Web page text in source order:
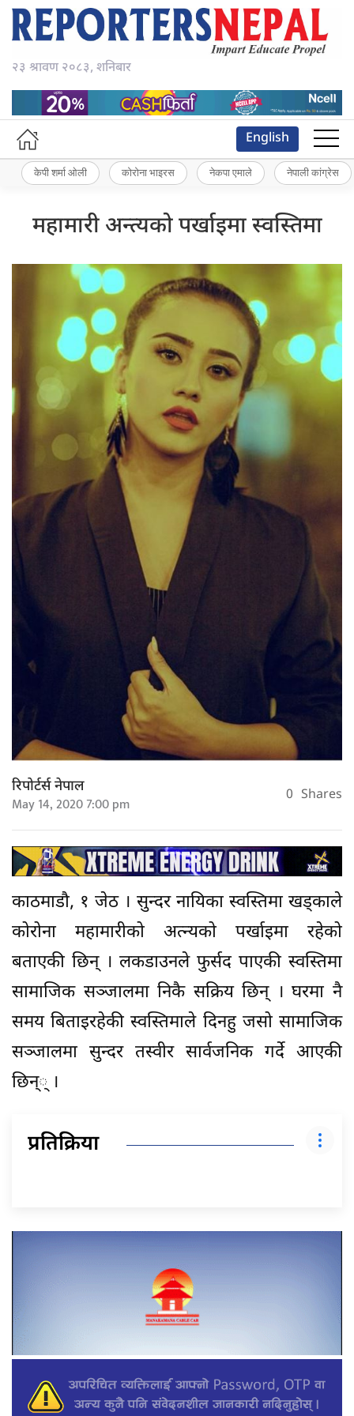
२३ श्रावण २०८३, शनिबार
English
केपी शर्मा ओली कोरोना भाइरस नेकपा एमाले नेपाली कांग्रेस
महामारी अन्त्यको पर्खाइमा स्वस्तिमा
रिपोर्टर्स नेपाल
May 14, 2020 7:00 pm 0 Shares
काठमाडौ, १ जेठ । सुन्दर नायिका स्वस्तिमा खड्काले
कोरोना महामारीको अत्न्यको पर्खाइमा रहेको
बताएकी छिन् । लकडाउनले फुर्सद पाएकी स्वस्तिमा
सामाजिक सञ्जालमा निकै सक्रिय छिन् । घरमा नै
समय बिताइरहेकी स्वस्तिमाले दिनहु जसो सामाजिक
सञ्जालमा सुन्दर तस्वीर सार्वजनिक गर्दे आएकी
छिन्् ।
प्रतिक्रिया